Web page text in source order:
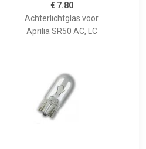
€ 7.80
Achterlichtglas voor
Aprilia SR50 AC, LC